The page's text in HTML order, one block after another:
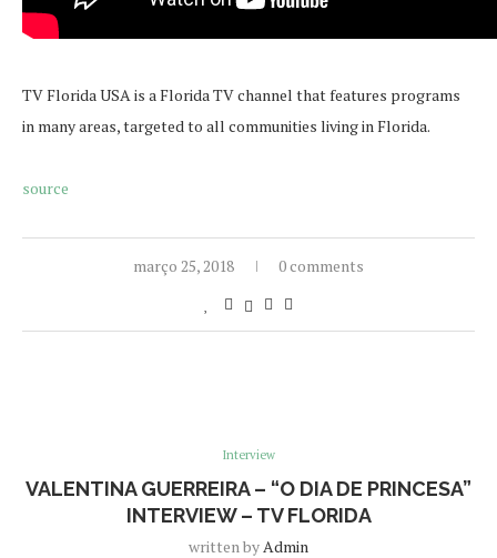
TV Florida USA is a Florida TV channel that features programs
in many areas, targeted to all communities living in Florida.
source
março 25, 2018 0 comments
Interview
VALENTINA GUERREIRA – “O DIA DE PRINCESA”
INTERVIEW – TV FLORIDA
written byAdmin